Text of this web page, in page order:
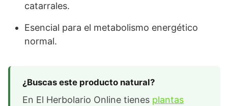
catarrales.
Esencial para el metabolismo energético
normal.
¿Buscas este producto natural?
En El Herbolario Online tienes plantas